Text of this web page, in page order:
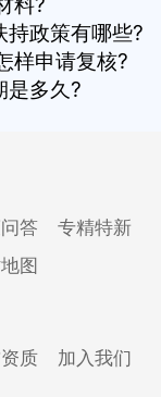
持政策有哪些?
样申请复核?
是多久?
答
专精特新
图
质 加入我们